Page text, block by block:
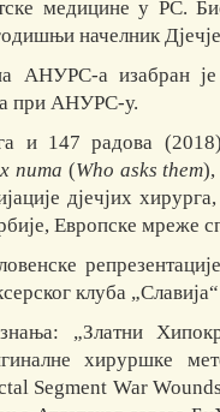
медицине у РС.
начелник
АНУРС-а изабран
при АНУРС-у.
и 147 радова
пита (Who asks them),
дјечјих
Европске мреже
клуба
„Златни
хируршке
Segment War